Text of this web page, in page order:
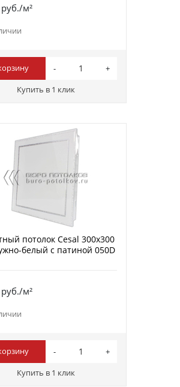
м²
Купить в 1 клик
потолок Cesal 300х300
белый с патиной 050D
м²
Купить в 1 клик